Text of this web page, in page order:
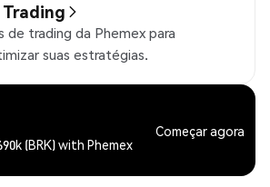
de trading da Phemex para
suas estratégias.
(BRK) with Phemex
Começar agora